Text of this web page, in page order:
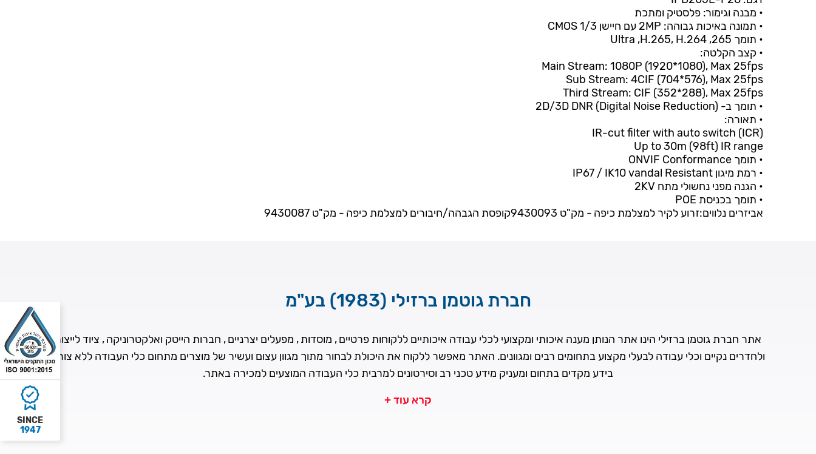
• מבנה וגימור: פלסטיק ומתכת
• תמונה באיכות גבוהה: 2MP עם חיישן CMOS 1/3
• תומך Ultra ,H.265, H.264 ,265
• קצב הקלטה:
Main Stream: 1080P (1920*1080), Max 25fps
Sub Stream: 4CIF (704*576), Max 25fps
Third Stream: CIF (352*288), Max 25fps
• תומך ב- 2D/3D DNR (Digital Noise Reduction)
• תאורה:
IR-cut filter with auto switch (ICR)
Up to 30m (98ft) IR range
• תומך ONVIF Conformance
• רמת מיגון IP67 / IK10 vandal Resistant
• הגנה מפני נחשולי מתח 2KV
• תומך בכניסת POE
אביזרים נלווים:זרוע לקיר למצלמת כיפה - מק"ט 9430093קופסת הגבהה/חיבורים למצלמת כיפה - מק"ט 9430087
SINCE
1947
חברת גוטמן ברזילי (1983) בע"מ
אתר חברת גוטמן ברזילי הינו אתר הנותן מענה איכותי ומקצועי לכלי עבודה איכותיים ללקוחות פרטיים , מוסדות , מפעלים יצרניים , חברות הייטק ואלקטרוניקה , ציוד לייצור
ולחדרים נקיים וכלי עבודה לבעלי מקצוע בתחומים רבים ומגוונים. האתר מאפשר ללקוח את היכולת לבחור מתוך מגוון עצום ועשיר של מוצרים מתחום כלי העבודה ללא צורך
בידע מקדים בתחום ומעניק מידע טכני רב וסירטונים למרבית כלי העבודה המוצעים למכירה באתר.
קרא עוד +